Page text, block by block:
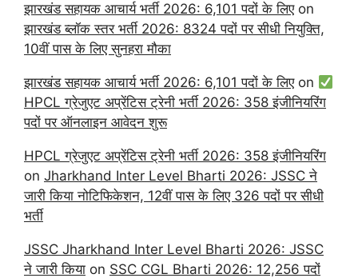
झारखंड सहायक आचार्य भर्ती 2026: 6,101 पदों के लिएon
झारखंड ब्लॉक स्तर भर्ती 2026: 8324 पदों पर सीधी नियुक्ति,
10वीं पास के लिए सुनहरा मौका
झारखंड सहायक आचार्य भर्ती 2026: 6,101 पदों के लिएon
HPCL ग्रेजुएट अप्रेंटिस ट्रेनी भर्ती 2026: 358 इंजीनियरिंग
पदों पर ऑनलाइन आवेदन शुरू
HPCL ग्रेजुएट अप्रेंटिस ट्रेनी भर्ती 2026: 358 इंजीनियरिंग
on Jharkhand Inter Level Bharti 2026: JSSC ने
जारी किया नोटिफिकेशन, 12वीं पास के लिए 326 पदों पर सीधी
भर्ती
JSSC Jharkhand Inter Level Bharti 2026: JSSC
ने जारी किया on SSC CGL Bharti 2026: 12,256 पदों